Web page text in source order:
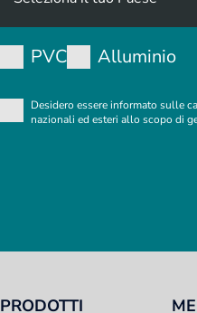
PVC Alluminio
Desidero essere informato sulle
nazionali ed esteri allo scopo di
PRODOTTI